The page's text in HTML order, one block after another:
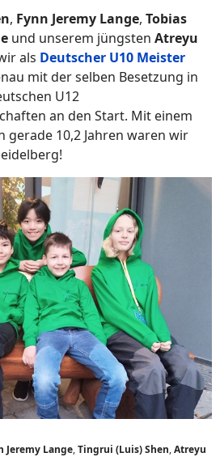
, Fynn Jeremy Lange, Tobias
und unserem jüngsten Atreyu
als Deutscher U10 Meister
mit der selben Besetzung in
U12
an den Start. Mit einem
10,2 Jahren waren wir
Jeremy Lange,Tingrui (Luis) Shen,Atreyu